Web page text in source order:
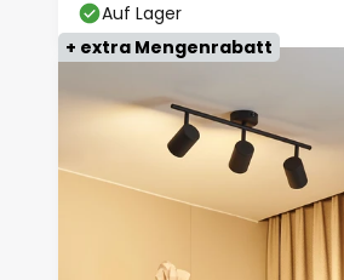
Auf Lager
+ extra Mengenrabatt